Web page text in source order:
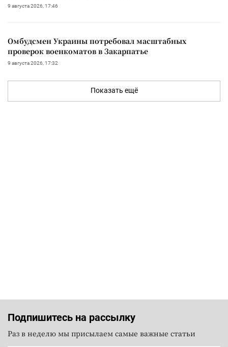
9 августа 2026, 17:46
Омбудсмен Украины потребовал масштабных
проверок военкоматов в Закарпатье
9 августа 2026, 17:32
Показать ещё
Подпишитесь на рассылку
Раз в неделю мы присылаем самые важные статьи